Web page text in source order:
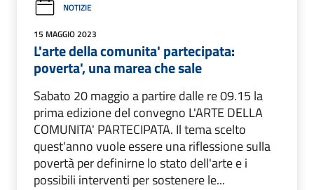
NOTIZIE
15 MAGGIO 2023
L'arte della comunita' partecipata:
poverta', una marea che sale
Sabato 20 maggio a partire dalle re 09.15 la
prima edizione del convegno L'ARTE DELLA
COMUNITA' PARTECIPATA. Il tema scelto
quest'anno vuole essere una riflessione sulla
povertà per definirne lo stato dell'arte e i
possibili interventi per sostenere le...